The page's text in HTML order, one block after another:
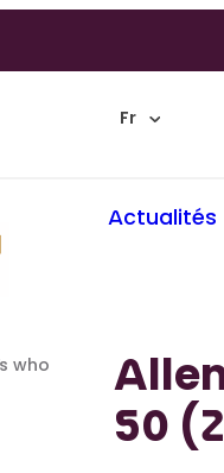
Fr
Actualités
who
50